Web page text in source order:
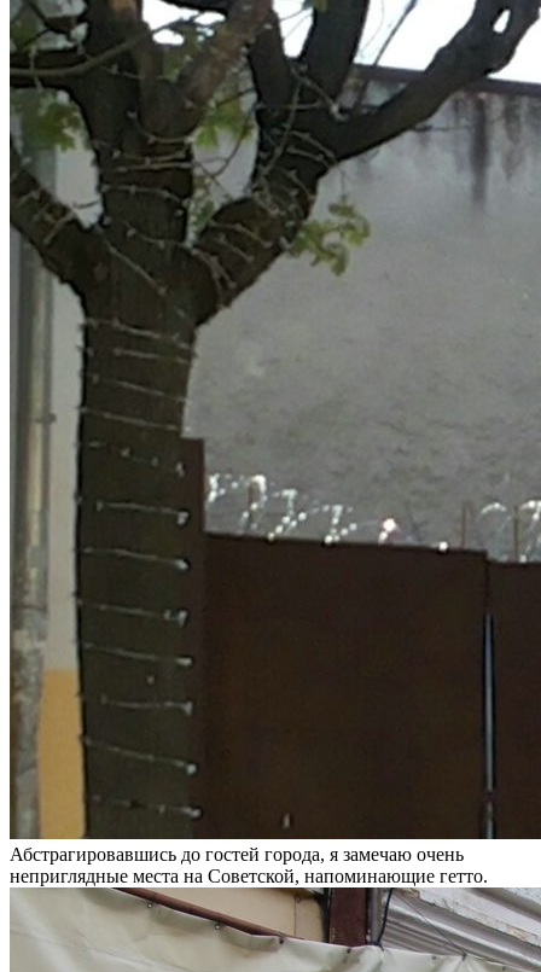
Абстрагировавшись до гостей города, я замечаю очень
неприглядные места на Советской, напоминающие гетто.